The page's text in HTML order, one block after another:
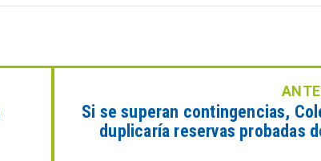
Si se superan contingencias,
duplicaría reservas probadas